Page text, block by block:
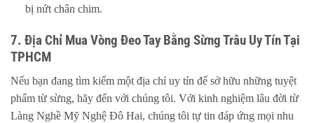
bị nứt chân chim.
7. Địa Chỉ Mua Vòng Đeo Tay Bằng Sừng Trâu Uy Tín Tại
TPHCM
Nếu bạn đang tìm kiếm một địa chỉ uy tín để sở hữu những tuyệt
phẩm từ sừng, hãy đến với chúng tôi. Với kinh nghiệm lâu đời từ
Làng Nghề Mỹ Nghệ Đô Hai, chúng tôi tự tin đáp ứng mọi nhu